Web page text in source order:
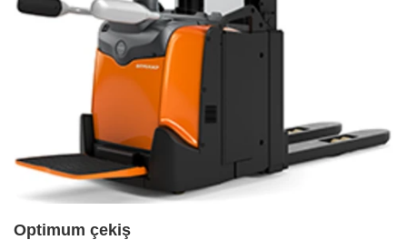
Optimum çekiş